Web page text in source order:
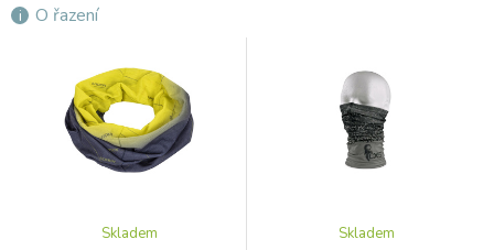
O řazení
Skladem Skladem